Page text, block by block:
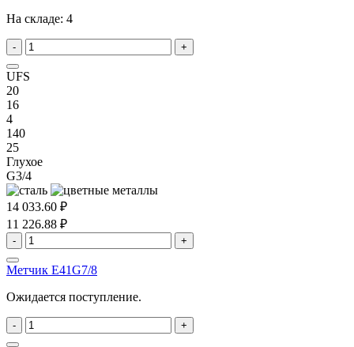
На складе: 4
- +
UFS
20
16
4
140
25
Глухое
G3/4
14 033.60 ₽
11 226.88 ₽
- +
Метчик E41G7/8
Ожидается поступление.
- +